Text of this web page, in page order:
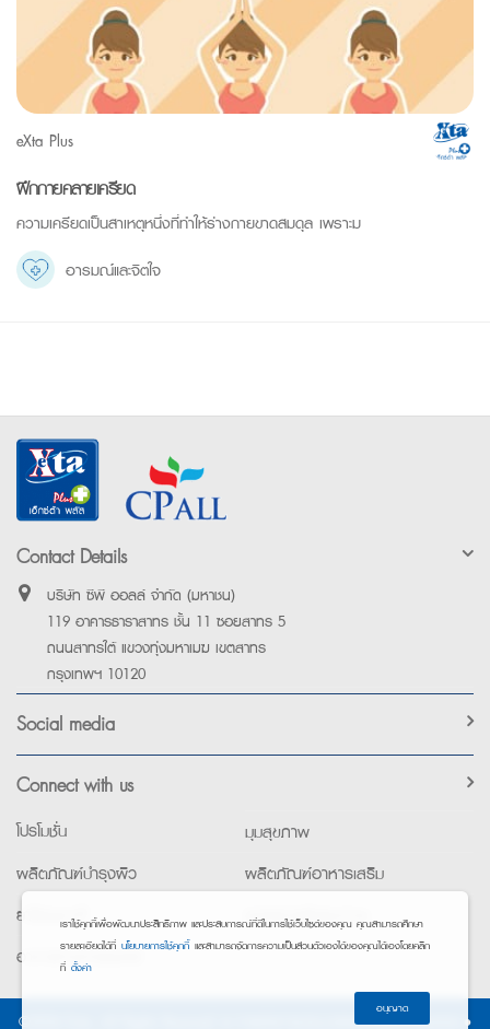
eXta Plus
ฝึกกายคลายเครียด
ความเครียดเป็นสาเหตุหนึ่งที่ทำให้ร่างกายขาดสมดุล เพราะม
อารมณ์และจิตใจ
Contact Details
บริษัท ซีพี ออลล์ จำกัด (มหาชน)
119 อาคารธาราสาทร ชั้น 11 ซอยสาทร 5
ถนนสาทรใต้ แขวงทุ่งมหาเมฆ เขตสาทร
กรุงเทพฯ 10120
Social media
Connect with us
โปรโมชั่น
มุมสุขภาพ
ผลิตภัณฑ์บำรุงผิว
ผลิตภัณฑ์อาหารเสริม
ยาใช้เฉพาะที่
อุปกรณ์เพื่อสุขภาพ
อาหารทางการแพทย์
©2026 Exta. All Rights Reserved. • การแจ้งการประมวลผลข้อมูลส่วนบุคคล •
เราใช้คุกกี้เพื่อพัฒนาประสิทธิภาพ และประสบการณ์ที่ดีในการใช้เว็บไซต์ของคุณ คุณสามารถศึกษา
รายละเอียดได้ที่ นโยบายการใช้คุกกี้ และสามารถจัดการความเป็นส่วนตัวเองได้ของคุณได้เองโดยคลิก
ที่ ตั้งค่า
อนุญาต